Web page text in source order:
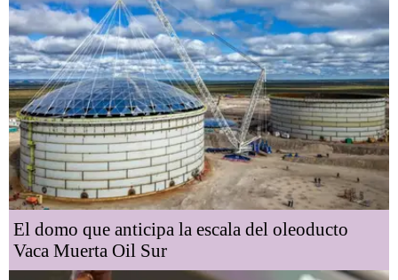
El domo que anticipa la escala del oleoducto
Vaca Muerta Oil Sur